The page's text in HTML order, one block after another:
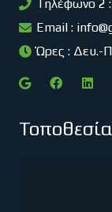
Τηλέφωνο 2
Email :
Ώρες : Δευ.-
Τοποθεσία